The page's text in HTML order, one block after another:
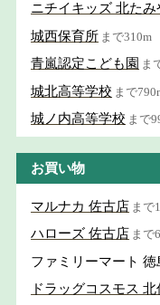
ニチイキッズ 北たみ
城西保育所 まで310m
青嵐認定こども園 ま
城北高等学校 まで
城ノ内高等学校 まで
お買い物
マルナカ 佐古店 まで
ハローズ 佐古店 まで
ファミリーマート
ドラッグコスモス